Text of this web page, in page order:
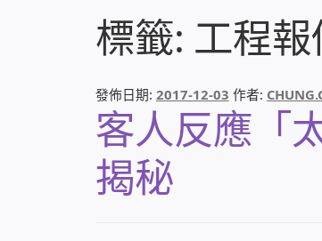
標籤: 工程
發佈日期: 2017-12-03 作者:
客人反應「
揭秘